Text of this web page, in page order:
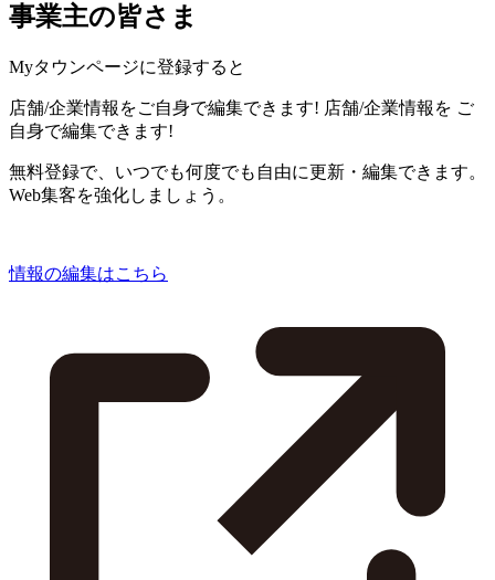
事業主の皆さま
Myタウンページに登録すると
店舗/企業情報をご自身で編集できます! 店舗/企業情報を ご
自身で編集できます!
無料登録で、いつでも何度でも自由に更新・編集できます。
Web集客を強化しましょう。
情報の編集はこちら